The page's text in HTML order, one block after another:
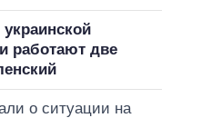
работают две
о ситуации на